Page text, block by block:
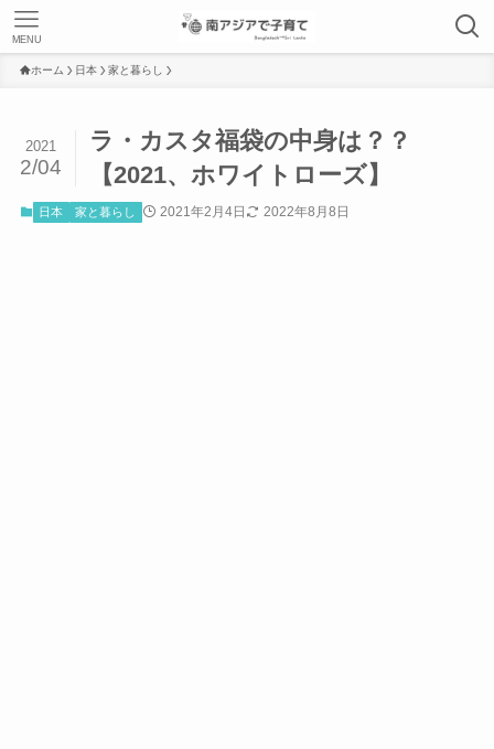
MENU
ホーム 日本 家と暮らし
ラ・カスタ福袋の中身は？？
【2021、ホワイトローズ】
2021
2/04
日本 家と暮らし 2021年2月4日 2022年8月8日